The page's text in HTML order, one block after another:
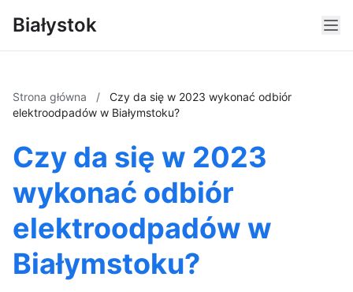
Białystok
Strona główna /
Czy da się w 2023 wykonać odbiór
elektroodpadów w Białymstoku?
Czy da się w 2023
wykonać odbiór
elektroodpadów w
Białymstoku?